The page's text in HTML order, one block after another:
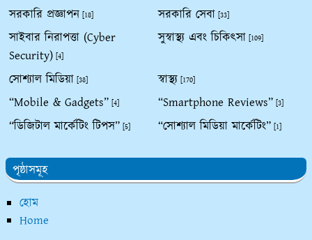
সরকারি প্রজ্ঞাপন [18] সরকারি সেবা [33]
সাইবার নিরাপত্তা (Cyber
Security) [4]
সুস্বাস্থ্য এবং চিকিৎসা [109]
সোশ্যাল মিডিয়া [38] স্বাস্থ্য [170]
“Mobile & Gadgets” [4] “Smartphone Reviews” [3]
“ডিজিটাল মার্কেটিং টিপস” [5] “সোশ্যাল মিডিয়া মার্কেটিং” [1]
পৃষ্ঠাসমূহ
হোম
Home